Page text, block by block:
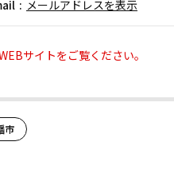
メールアドレスを表示
サイトをご覧ください。
市